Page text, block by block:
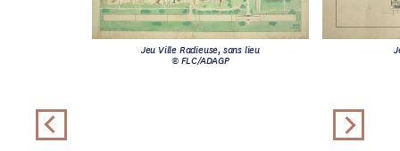
Jeu Ville Radieuse, sans lieu
© FLC/ADAGP